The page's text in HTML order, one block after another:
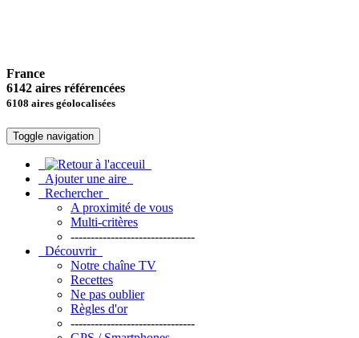
France
6142 aires référencées
6108 aires géolocalisées
Toggle navigation
Ajouter une aire
Rechercher
A proximité de vous
Multi-critères
-------------------------------
Découvrir
Notre chaîne TV
Recettes
Ne pas oublier
Règles d'or
-------------------------------